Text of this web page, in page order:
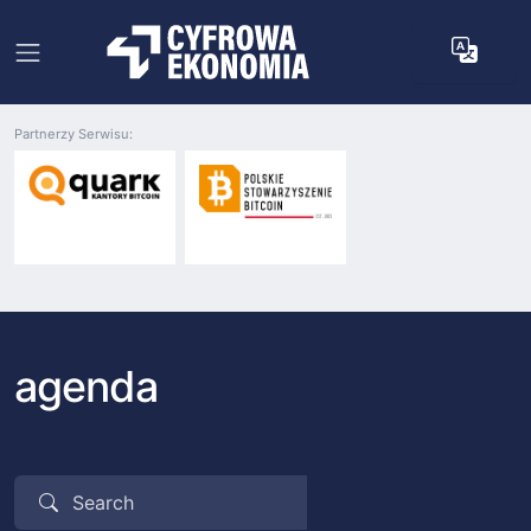
Partnerzy Serwisu:
agenda